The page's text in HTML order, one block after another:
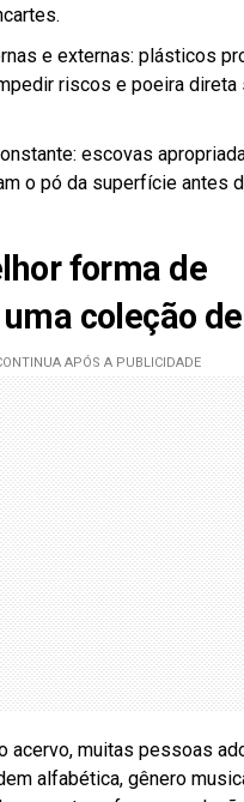
e externas: plásticos
riscos e poeira direta
escovas
o pó da superfície antes
forma de
coleção
acervo, muitas pessoas
alfabética, gênero